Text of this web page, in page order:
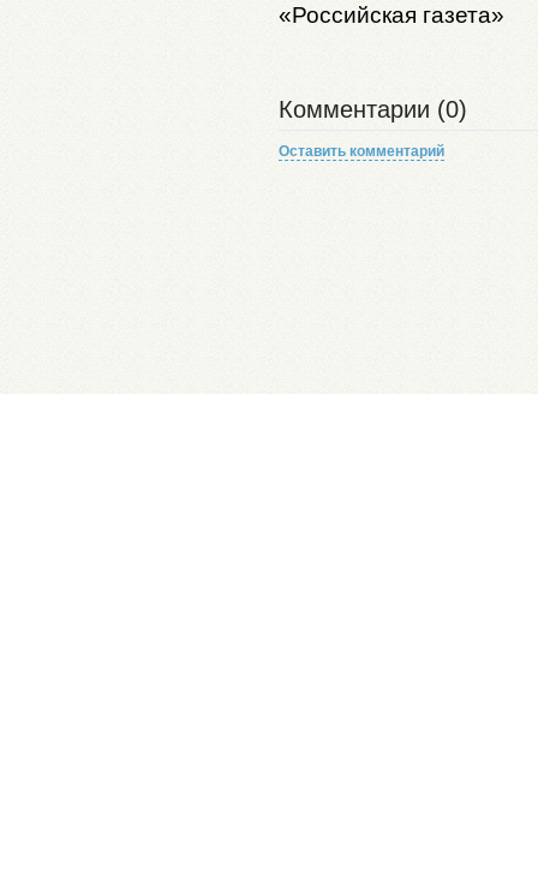
«Российская газета»
Комментарии (0)
Оставить комментарий